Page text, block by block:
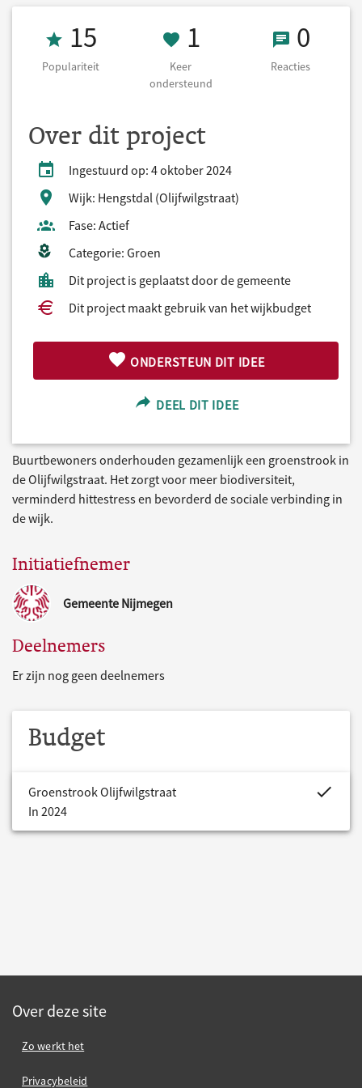
Populariteit 15
15
Populariteit
1 Keer
1
Keer
ondersteund
0 0
Reacties
Over dit project
Ingestuurd op: 4 oktober 2024
Wijk: Hengstdal (Olijfwilgstraat)
Fase: Actief
Categorie: Groen
Dit project is geplaatst door de gemeente
Dit project maakt gebruik van het wijkbudget
ONDERSTEUN DIT IDEE
DEEL DIT IDEE
Buurtbewoners onderhouden gezamenlijk een groenstrook in
de Olijfwilgstraat. Het zorgt voor meer biodiversiteit,
verminderd hittestress en bevorderd de sociale verbinding in
de wijk.
Initiatiefnemer
Gemeente Nijmegen
Deelnemers
Er zijn nog geen deelnemers
Budget
Groenstrook Olijfwilgstraat
In 2024
Over deze site
Zo werkt het
Privacybeleid